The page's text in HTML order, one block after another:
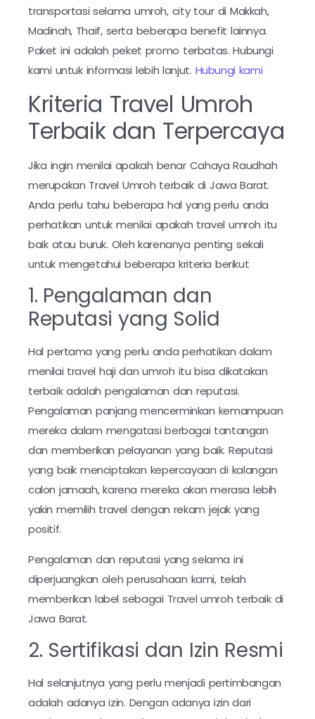
transportasi selama umroh, city tour di Makkah,
Madinah, Thaif, serta beberapa benefit lainnya.
Paket ini adalah peket promo terbatas. Hubungi
kami untuk informasi lebih lanjut. Hubungi kami
Kriteria Travel Umroh
Terbaik dan Terpercaya
Jika ingin menilai apakah benar Cahaya Raudhah
merupakan Travel Umroh terbaik di Jawa Barat.
Anda perlu tahu beberapa hal yang perlu anda
perhatikan untuk menilai apakah travel umroh itu
baik atau buruk. Oleh karenanya penting sekali
untuk mengetahui beberapa kriteria berikut
1. Pengalaman dan
Reputasi yang Solid
Hal pertama yang perlu anda perhatikan dalam
menilai travel haji dan umroh itu bisa dikatakan
terbaik adalah pengalaman dan reputasi.
Pengalaman panjang mencerminkan kemampuan
mereka dalam mengatasi berbagai tantangan
dan memberikan pelayanan yang baik. Reputasi
yang baik menciptakan kepercayaan di kalangan
calon jamaah, karena mereka akan merasa lebih
yakin memilih travel dengan rekam jejak yang
positif.
Pengalaman dan reputasi yang selama ini
diperjuangkan oleh perusahaan kami, telah
memberikan label sebagai Travel umroh terbaik di
Jawa Barat.
2. Sertifikasi dan Izin Resmi
Hal selanjutnya yang perlu menjadi pertimbangan
adalah adanya izin. Dengan adanya izin dari